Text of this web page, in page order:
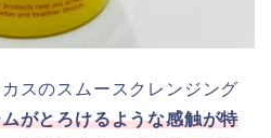
スのスムースクレンジング
がとろけるような感触が特